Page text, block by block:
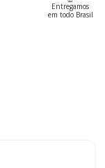
Entregamos
em todo Brasil